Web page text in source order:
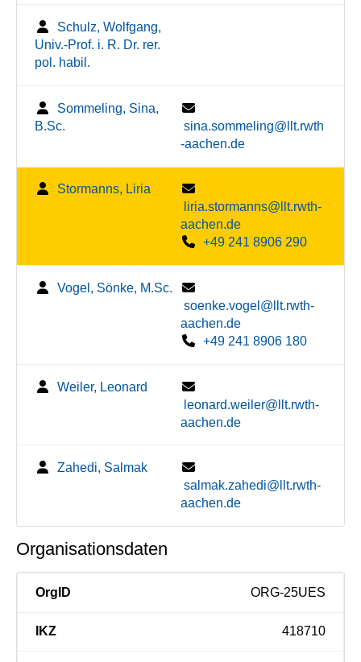
Schulz, Wolfgang,
Univ.-Prof. i. R. Dr. rer.
pol. habil.
Sommeling, Sina,
B.Sc.
sina.sommeling@llt.rwth
-aachen.de
Stormanns, Liria
liria.stormanns@llt.rwth-
aachen.de
+49 241 8906 290
Vogel, Sönke, M.Sc.
soenke.vogel@llt.rwth-
aachen.de
+49 241 8906 180
Weiler, Leonard
leonard.weiler@llt.rwth-
aachen.de
Zahedi, Salmak
salmak.zahedi@llt.rwth-
aachen.de
Organisationsdaten
OrgID ORG-25UES
IKZ 418710